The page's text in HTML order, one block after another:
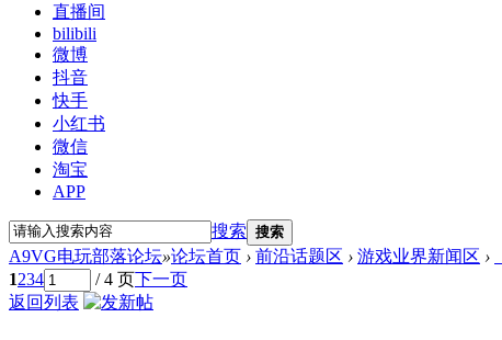
直播间
bilibili
微博
抖音
快手
小红书
微信
淘宝
APP
搜索 搜索
A9VG电玩部落论坛»论坛首页 › 前沿话题区 › 游戏业界新闻区 ›
1234 / 4 页下一页
返回列表